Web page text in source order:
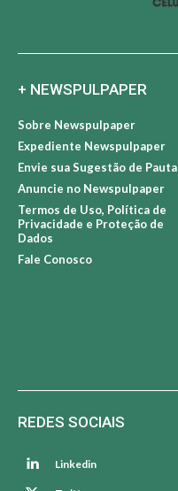
+ NEWSPULPAPER
Sobre Newspulpaper
Expediente Newspulpaper
Envie sua Sugestão de Pauta
Anuncie no Newspulpaper
Termos de Uso, Política de
Privacidade e Proteção de
Dados
Fale Conosco
REDES SOCIAIS
Linkedin